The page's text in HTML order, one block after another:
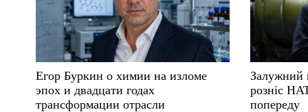
Егор Буркин о химии на изломе
эпох и двадцати годах
трансформации отрасли
Залужний
розніс
попереду